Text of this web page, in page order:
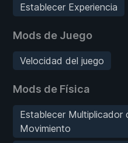
Establecer Experiencia
Mods de Juego
Velocidad del juego
Mods de Física
Establecer Multiplicador
Movimiento